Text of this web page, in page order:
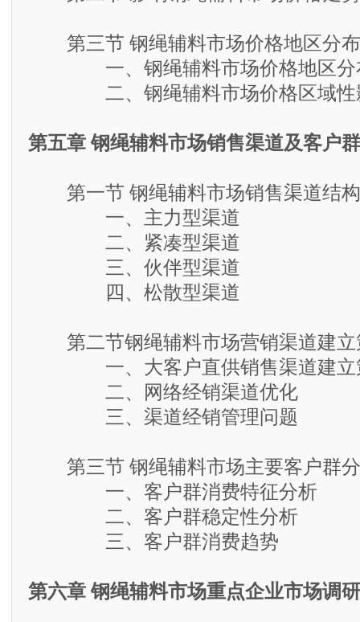
第三节 钢绳辅料市场价格地区分布
一、钢绳辅料市场价格地区分
二、钢绳辅料市场价格区域性
第五章 钢绳辅料市场销售渠道及客户
第一节 钢绳辅料市场销售渠道结构
一、主力型渠道
二、紧凑型渠道
三、伙伴型渠道
四、松散型渠道
第二节钢绳辅料市场营销渠道建立
一、大客户直供销售渠道建立
二、网络经销渠道优化
三、渠道经销管理问题
第三节 钢绳辅料市场主要客户群
一、客户群消费特征分析
二、客户群稳定性分析
三、客户群消费趋势
第六章 钢绳辅料市场重点企业市场调研